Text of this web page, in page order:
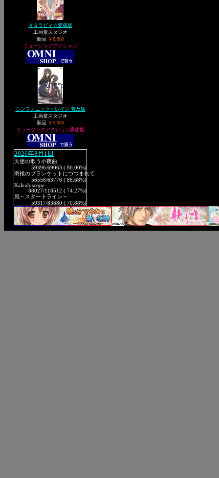
ＡＳラビィ☆愛蔵版
工画堂スタジオ
新品 ￥8,800
ミュージックアクション
シンフォニック＝レイン 普及版
工画堂スタジオ
新品 ￥5,980
ミュージックアクション廉価版
2026年8月1日
天使の歌う小夜曲
59396/69063 ( 86.00%)
羽根のブランケットにつつまれて
56558/63776 ( 88.68%)
Kaleidoscope
88027/118512 ( 74.27%)
風～スタートライン～
59317/83680 ( 70.88%)